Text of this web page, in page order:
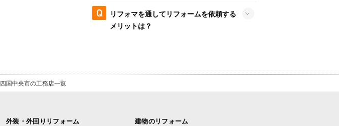
リフォマを通してリフォームを依頼する
メリットは？
四国中央市の工務店一覧
外装・外回りリフォーム 建物のリフォーム